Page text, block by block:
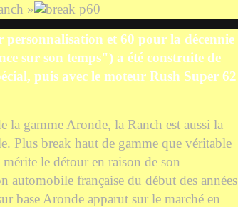
»
et 60 pour la décennie
sur son temps") a été construite de
puis avec le moteur Rush Super 62
la gamme Aronde, la Ranch est aussi la
Plus break haut de gamme que véritable
le détour en raison de son
automobile française du début des années
base Aronde apparut sur le marché en